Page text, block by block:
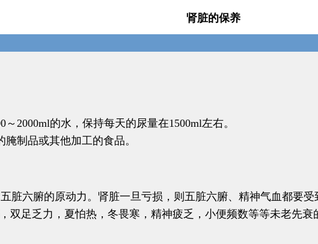
肾脏的保养
2000ml的水，保持每天的尿量在1500ml左右。
制品或其他加工的食品。
脏六腑的原动力。肾脏一旦亏损，则五脏六腑、精神气血都要
双足乏力，夏怕热，冬畏寒，精神疲乏，小便频数等等未老先衰